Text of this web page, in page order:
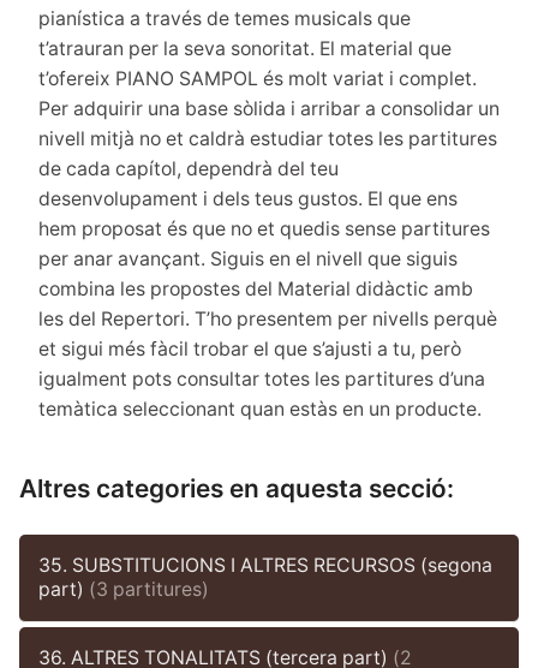
pianística a través de temes musicals que
t’atrauran per la seva sonoritat. El material que
t’ofereix PIANO SAMPOL és molt variat i complet.
Per adquirir una base sòlida i arribar a consolidar un
nivell mitjà no et caldrà estudiar totes les partitures
de cada capítol, dependrà del teu
desenvolupament i dels teus gustos. El que ens
hem proposat és que no et quedis sense partitures
per anar avançant. Siguis en el nivell que siguis
combina les propostes del Material didàctic amb
les del Repertori. T’ho presentem per nivells perquè
et sigui més fàcil trobar el que s’ajusti a tu, però
igualment pots consultar totes les partitures d’una
temàtica seleccionant quan estàs en un producte.
Altres categories en aquesta secció:
35. SUBSTITUCIONS I ALTRES RECURSOS (segona
part) (3 partitures)
36. ALTRES TONALITATS (tercera part) (2